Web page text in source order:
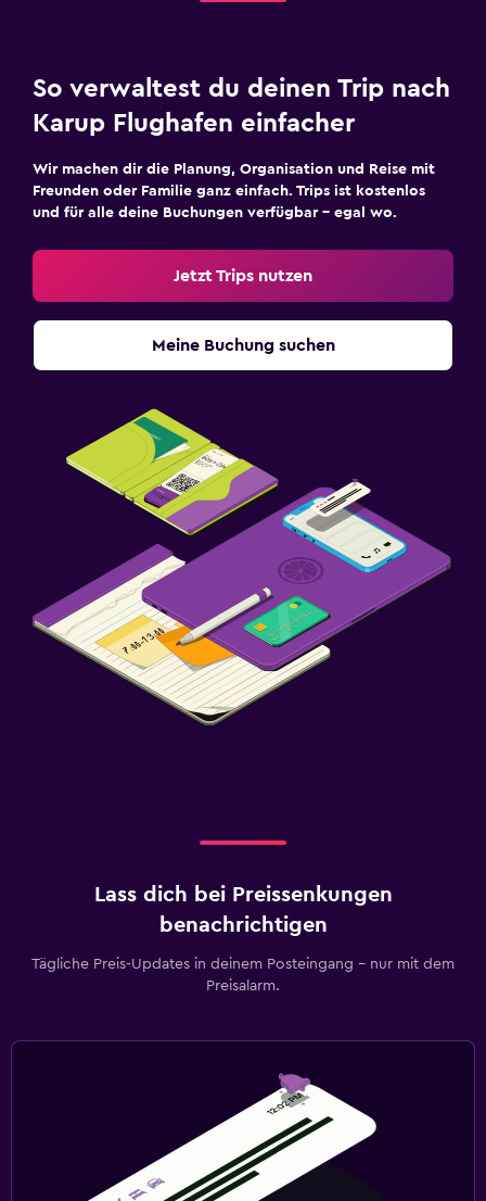
So verwaltest du deinen Trip nach
Karup Flughafen einfacher
Wir machen dir die Planung, Organisation und Reise mit
Freunden oder Familie ganz einfach. Trips ist kostenlos
und für alle deine Buchungen verfügbar – egal wo.
Jetzt Trips nutzen
Meine Buchung suchen
Lass dich bei Preissenkungen
benachrichtigen
Tägliche Preis-Updates in deinem Posteingang – nur mit dem
Preisalarm.